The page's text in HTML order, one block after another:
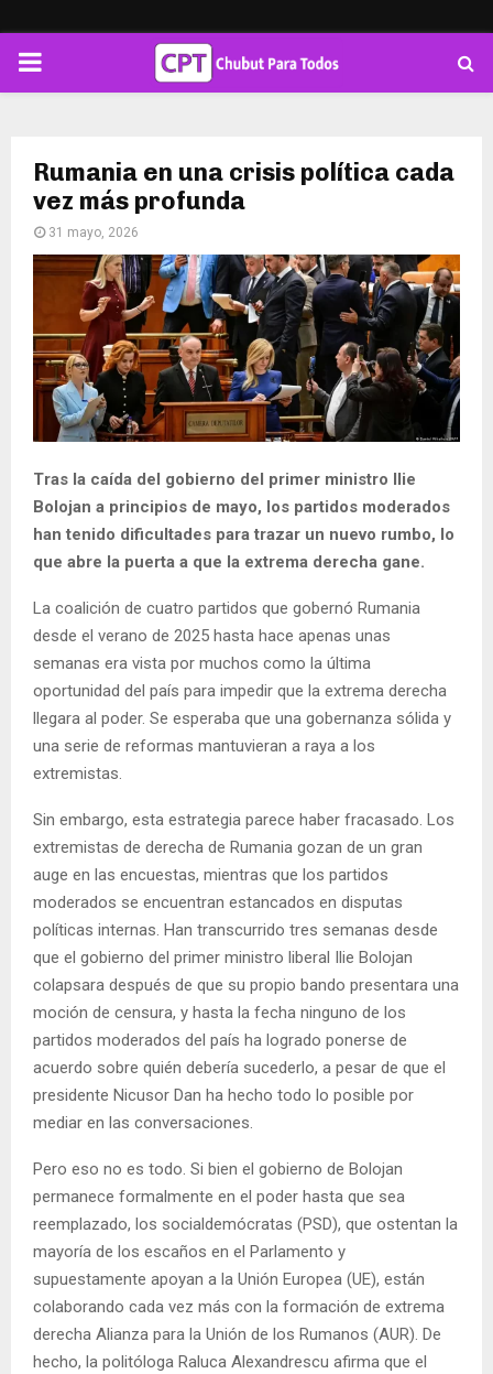
PRIMARY
Rumania en una crisis política cada
vez más profunda
31 mayo, 2026
Tras la caída del gobierno del primer ministro Ilie
Bolojan a principios de mayo, los partidos moderados
han tenido dificultades para trazar un nuevo rumbo, lo
que abre la puerta a que la extrema derecha gane.
La coalición de cuatro partidos que gobernó Rumania
desde el verano de 2025 hasta hace apenas unas
semanas era vista por muchos como la última
oportunidad del país para impedir que la extrema derecha
llegara al poder. Se esperaba que una gobernanza sólida y
una serie de reformas mantuvieran a raya a los
extremistas.
Sin embargo, esta estrategia parece haber fracasado. Los
extremistas de derecha de Rumania gozan de un gran
auge en las encuestas, mientras que los partidos
moderados se encuentran estancados en disputas
políticas internas. Han transcurrido tres semanas desde
que el gobierno del primer ministro liberal Ilie Bolojan
colapsara después de que su propio bando presentara una
moción de censura, y hasta la fecha ninguno de los
partidos moderados del país ha logrado ponerse de
acuerdo sobre quién debería sucederlo, a pesar de que el
presidente Nicusor Dan ha hecho todo lo posible por
mediar en las conversaciones.
Pero eso no es todo. Si bien el gobierno de Bolojan
permanece formalmente en el poder hasta que sea
reemplazado, los socialdemócratas (PSD), que ostentan la
mayoría de los escaños en el Parlamento y
supuestamente apoyan a la Unión Europea (UE), están
colaborando cada vez más con la formación de extrema
derecha Alianza para la Unión de los Rumanos (AUR). De
hecho, la politóloga Raluca Alexandrescu afirma que el